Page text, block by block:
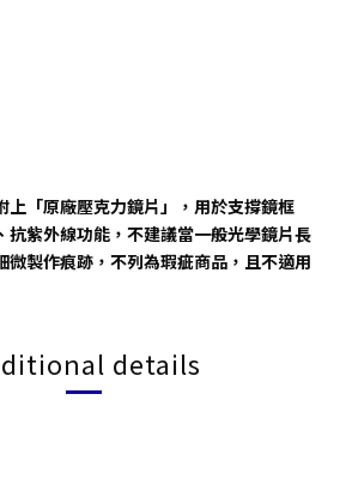
上「原廠壓克力鏡片」，用於支撐鏡框
抗紫外線功能，不建議當一般光學鏡片長
微製作痕跡，不列為瑕疵商品，且不適用
details